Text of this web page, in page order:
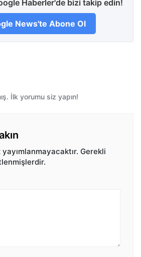
Haberler'de bizi takip edin!
News'te Abone Ol
İlk yorumu siz yapın!
Gerekli